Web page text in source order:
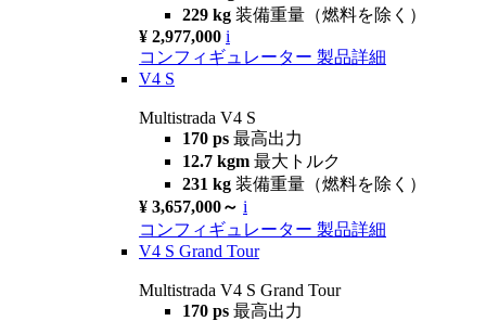
229 kg 装備重量（燃料を除く）
¥ 2,977,000 i
コンフィギュレーター 製品詳細
V4 S
Multistrada V4 S
170 ps 最高出力
12.7 kgm 最大トルク
231 kg 装備重量（燃料を除く）
¥ 3,657,000～ i
コンフィギュレーター 製品詳細
V4 S Grand Tour
Multistrada V4 S Grand Tour
170 ps 最高出力